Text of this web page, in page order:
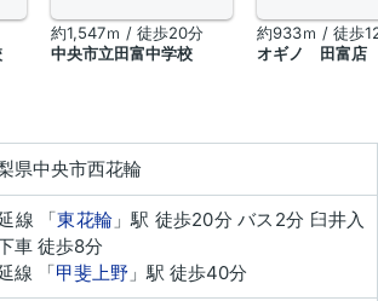
約1,547ｍ / 徒歩20分
中央市立田富中学校
約933ｍ / 徒歩
オギノ 田富店
県中央市西花輪
線 「東花輪 」駅 徒歩20分 バス2分 臼井入
車 徒歩8分
線 「甲斐上野 」駅 徒歩40分